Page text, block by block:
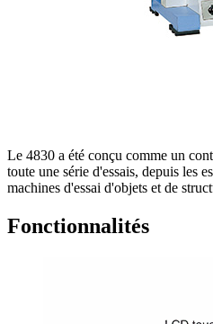
Le 4830 a été conçu comme un
toute une série d'essais, depuis les
machines d'essai d'objets et de
Fonctionnalités